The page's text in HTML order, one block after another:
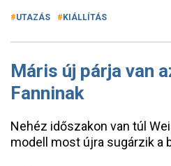
UTAZÁS KIÁLLÍTÁS
Máris új párja van
Fanninak
Nehéz időszakon van túl
modell most újra sugárzik a